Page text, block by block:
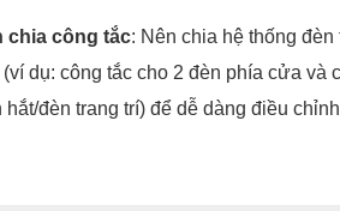
chia công tắc: Nên chia hệ thống đèn
dụ: công tắc cho 2 đèn phía cửa và
hắt/đèn trang trí) để dễ dàng điều